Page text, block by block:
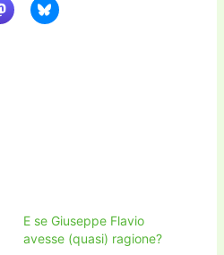
E se Giuseppe Flavio
avesse (quasi) ragione?